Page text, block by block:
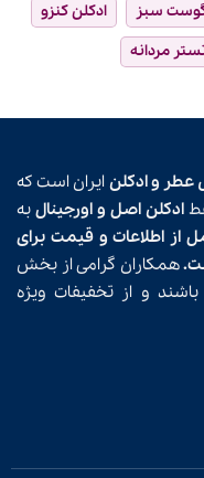
سبز
ادکلن کنزو
ادکلنایران است که
اصل و اورجینالبه
و قیمت برای
گرامی از بخش
و از تخفیفات ویژه